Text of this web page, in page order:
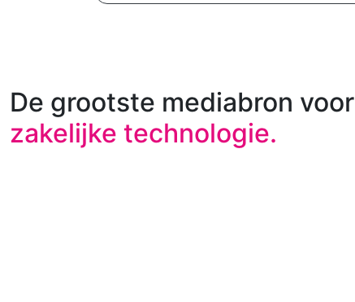
De grootste mediabron voor
zakelijke technologie.